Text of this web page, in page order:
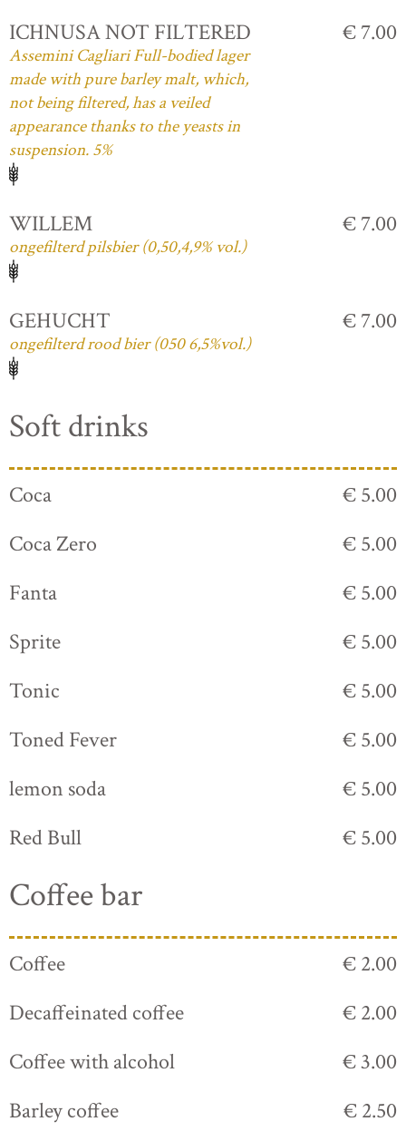
ICHNUSA NOT FILTERED
Assemini Cagliari Full-bodied lager
made with pure barley malt, which,
not being filtered, has a veiled
appearance thanks to the yeasts in
suspension. 5%
€ 7.00
WILLEM
ongefilterd pilsbier (0,50,4,9% vol.)
€ 7.00
GEHUCHT
ongefilterd rood bier (050 6,5%vol.)
€ 7.00
Soft drinks
Coca
€ 5.00
Coca Zero
€ 5.00
Fanta
€ 5.00
Sprite
€ 5.00
Tonic
€ 5.00
Toned Fever
€ 5.00
lemon soda
€ 5.00
Red Bull
€ 5.00
Coffee bar
Coffee
€ 2.00
Decaffeinated coffee
€ 2.00
Coffee with alcohol
€ 3.00
Barley coffee
€ 2.50